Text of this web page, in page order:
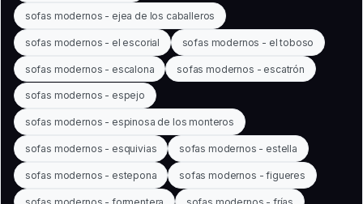
sofas modernos - ejea de los caballeros
sofas modernos - el escorial sofas modernos - el toboso
sofas modernos - escalona sofas modernos - escatrón
sofas modernos - espejo
sofas modernos - espinosa de los monteros
sofas modernos - esquivias sofas modernos - estella
sofas modernos - estepona sofas modernos - figueres